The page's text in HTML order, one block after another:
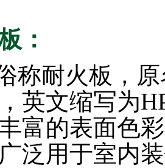
：
称耐火板，
英文缩写为
富的表面色
泛用于室内